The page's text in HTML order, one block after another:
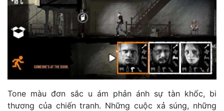
Tone màu đơn sắc u ám phản ánh sự tàn khốc, bi
thương của chiến tranh. Những cuộc xả súng, những